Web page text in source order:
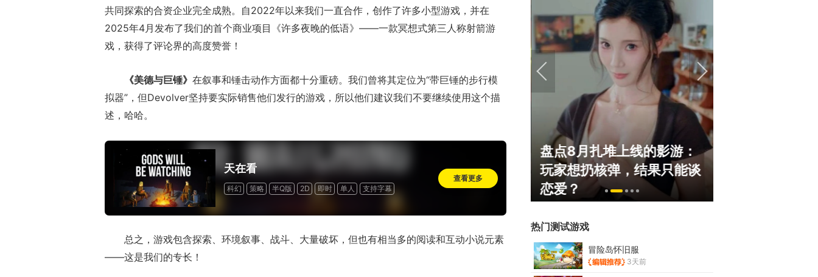
共同探索的合资企业完全成熟。自2022年以来我们一直合作，创作了许多小型游戏，并在
2025年4月发布了我们的首个商业项目《许多夜晚的低语》——一款冥想式第三人称射箭游
戏，获得了评论界的高度赞誉！
《美德与巨锤》 在叙事和锤击动作方面都十分重磅。我们曾将其定位为“带巨锤的步行模
拟器”，但Devolver坚持要实际销售他们发行的游戏，所以他们建议我们不要继续使用这个描
述，哈哈。
天在看
科幻 策略 半Q版 2D 即时 单人
支持字幕
查看更多
总之，游戏包含探索、环境叙事、战斗、大量破坏，但也有相当多的阅读和互动小说元素
——这是我们的专长！
正惊漫谈：从MU开始，为
什么网游翅膀成了"躲不掉
的刚需"？
一看吓一跳：雷死人不偿命
的囧图集（1169）
盘点8月扎堆上线的影游：
玩家想扔核弹，结果只能谈
恋爱？
热门测试游戏
冒险岛怀旧服
3天前